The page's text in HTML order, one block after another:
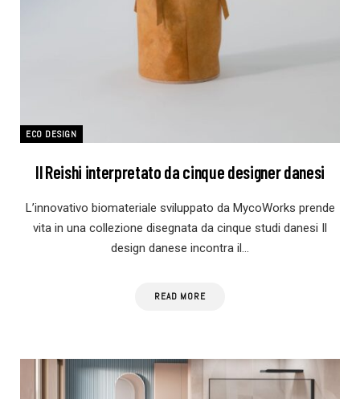
ECO DESIGN
Il Reishi interpretato da cinque designer danesi
L’innovativo biomateriale sviluppato da MycoWorks prende
vita in una collezione disegnata da cinque studi danesi Il
design danese incontra il…
READ MORE